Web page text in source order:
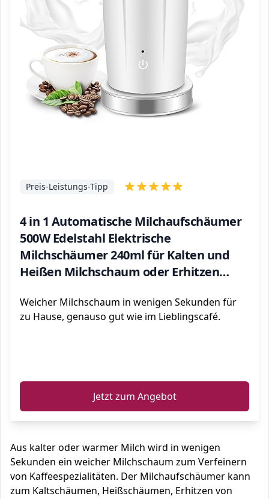
4 in 1 Automatische Milchaufschäumer
500W Edelstahl Elektrische
Milchschäumer 240ml für Kalten und
Heißen Milchschaum oder Erhitzen
Milch Kaffee Cappuccino usw
Preis-Leistungs-Tipp
Weicher Milchschaum in wenigen Sekunden für
zu Hause, genauso gut wie im Lieblingscafé.
Jetzt zum Angebot
Aus kalter oder warmer Milch wird in wenigen
Sekunden ein weicher Milchschaum zum Verfeinern
von Kaffeespezialitäten. Der Milchaufschäumer kann
zum Kaltschäumen, Heißschäumen, Erhitzen von